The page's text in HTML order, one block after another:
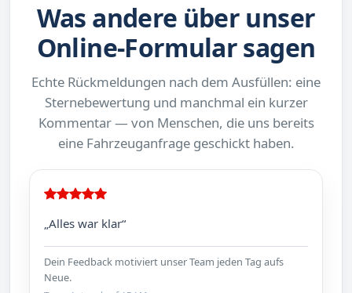
Was andere über unser
Online-Formular sagen
Echte Rückmeldungen nach dem Ausfüllen: eine
Sternebewertung und manchmal ein kurzer
Kommentar — von Menschen, die uns bereits
eine Fahrzeuganfrage geschickt haben.
„Alles war klar“
Dein Feedback motiviert unser Team jeden Tag aufs
Neue.